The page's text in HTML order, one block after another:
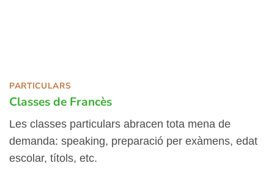
PARTICULARS
Classes de Francès
Les classes particulars abracen tota mena de
demanda: speaking, preparació per exàmens, edat
escolar, títols, etc.